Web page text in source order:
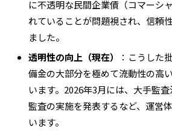
に不透明な民間企業債（コマーシ
れていることが問題視され、信頼
ました。
透明性の向上（現在）
：こうした
備金の大部分を極めて流動性の高
います。2026年3月には、大手監
監査の実施を発表するなど、運営
います。